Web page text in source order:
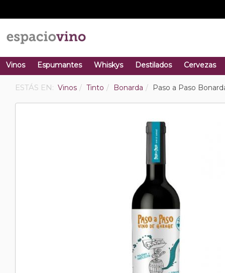
Vinos Espumantes Whiskys Destilados Cervezas
ESTÁS EN: Vinos Tinto Bonarda Paso a Paso